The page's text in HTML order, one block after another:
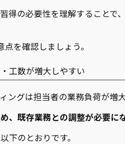
得の必要性を理解することで
を確認しましょう。
工数が増大しやすい
ングは担当者の業務負荷が増
、既存業務との調整が必要に
下のとおりです。